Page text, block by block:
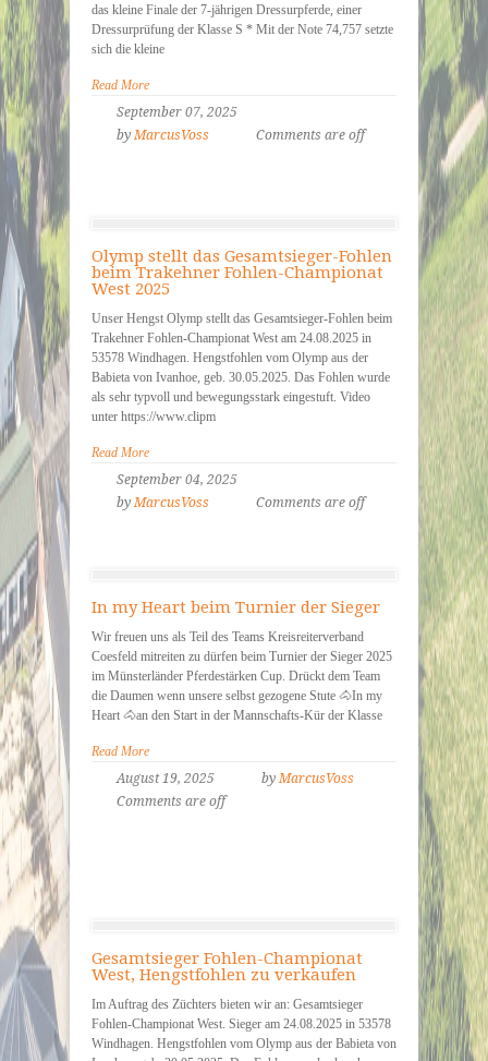
das kleine Finale der 7-jährigen Dressurpferde, einer
Dressurprüfung der Klasse S * Mit der Note 74,757 setzte
sich die kleine
Read More
September 07, 2025
byMarcusVoss Comments are off
Olymp stellt das Gesamtsieger-Fohlen
beim Trakehner Fohlen-Championat
West 2025
Unser Hengst Olymp stellt das Gesamtsieger-Fohlen beim
Trakehner Fohlen-Championat West am 24.08.2025 in
53578 Windhagen. Hengstfohlen vom Olymp aus der
Babieta von Ivanhoe, geb. 30.05.2025. Das Fohlen wurde
als sehr typvoll und bewegungsstark eingestuft. Video
unter https://www.clipm
Read More
September 04, 2025
byMarcusVoss Comments are off
In my Heart beim Turnier der Sieger
Wir freuen uns als Teil des Teams Kreisreiterverband
Coesfeld mitreiten zu dürfen beim Turnier der Sieger 2025
im Münsterländer Pferdestärken Cup. Drückt dem Team
die Daumen wenn unsere selbst gezogene Stute 🐴In my
Heart 🐴an den Start in der Mannschafts-Kür der Klasse
Read More
August 19, 2025
byMarcusVoss
Comments are off
Gesamtsieger Fohlen-Championat
West, Hengstfohlen zu verkaufen
Im Auftrag des Züchters bieten wir an: Gesamtsieger
Fohlen-Championat West. Sieger am 24.08.2025 in 53578
Windhagen. Hengstfohlen vom Olymp aus der Babieta von